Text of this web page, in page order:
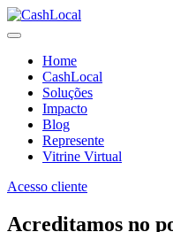
Home
CashLocal
Soluções
Impacto
Blog
Represente
Vitrine Virtual
Acesso cliente
Acreditamos no